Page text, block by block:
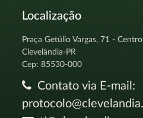
Localização
Praça Getúlio Vargas, 71 - Centro
Clevelândia-PR
Cep: 85530-000
Contato via E-mail: